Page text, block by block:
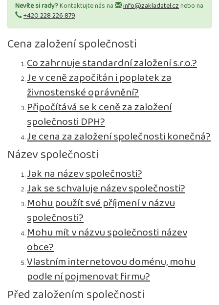
Nevíte si rady?Kontaktujte nás na info@zakladatel.cznebo na
+420 228 226 879.
Cena založení společnosti
Co zahrnuje standardní založení s.r.o.?
Je v ceně započítán i poplatek za
živnostenské oprávnění?
Připočítává se k ceně za založení
společnosti DPH?
Je cena za založení společnosti konečná?
Název společnosti
Jak na název společnosti?
Jak se schvaluje název společnosti?
Mohu použít své příjmení v názvu
společnosti?
Mohu mít v názvu společnosti název
obce?
Vlastním internetovou doménu, mohu
podle ní pojmenovat firmu?
Před založením společnosti